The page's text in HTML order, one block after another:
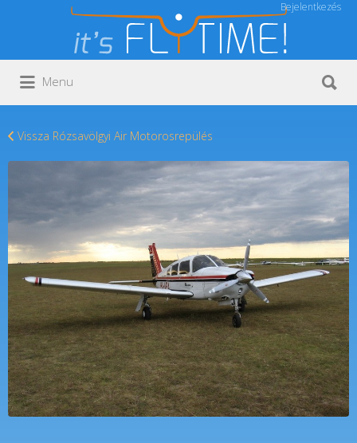
Bejelentkezés
Keresés:
Menu
Vissza Rózsavölgyi Air Motorosrepülés